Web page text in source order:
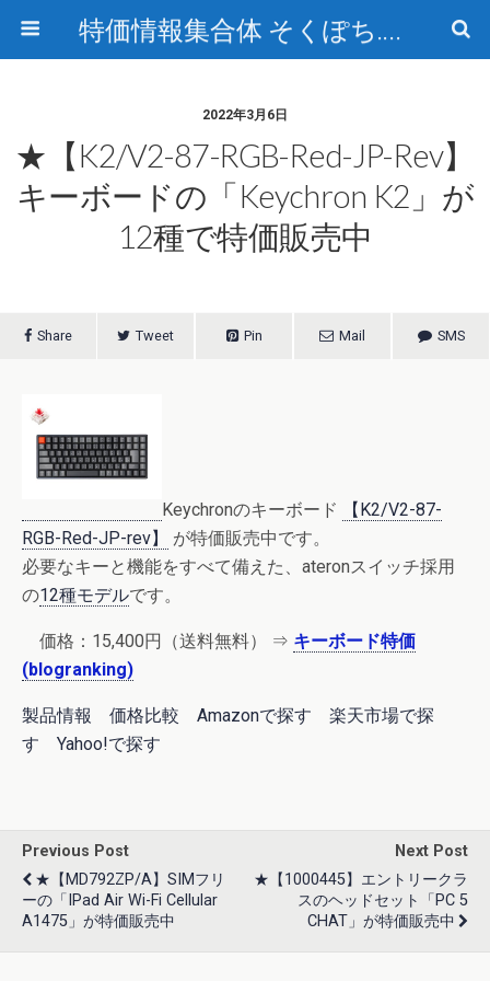
特価情報集合体 そくぽち.com
2022年3月6日
★【K2/V2-87-RGB-Red-JP-Rev】
キーボードの「Keychron K2」が
12種で特価販売中
Share Tweet Pin Mail SMS
Keychronのキーボード
【K2/V2-87-
RGB-Red-JP-rev】
が特価販売中です。
必要なキーと機能をすべて備えた、ateronスイッチ採用
の12種モデルです。
価格： 15,400円 （送料無料） ⇒ キーボード特価
(blogranking)
製品情報 価格比較 Amazonで探す
楽天市場で探
す
Yahoo!で探す
Previous Post
★【MD792ZP/A】SIMフリ
ーの「iPad Air Wi-Fi Cellular
A1475」が特価販売中
Next Post
★【1000445】エントリークラ
スのヘッドセット「PC 5
CHAT」が特価販売中